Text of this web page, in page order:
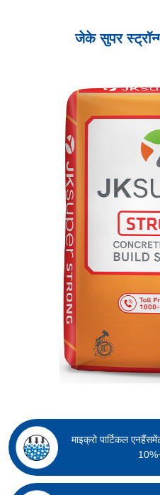
जेके सुपर
माइक्रो पार्टिकल